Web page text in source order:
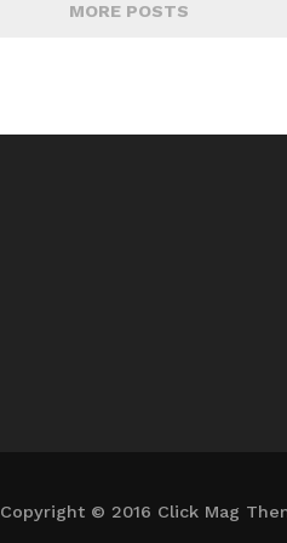
MORE POSTS
Copyright © 2016 Click Mag